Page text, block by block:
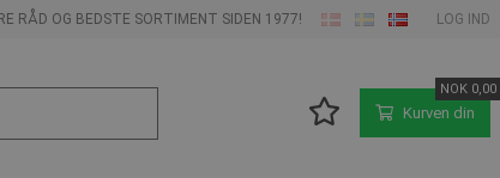
RÅD OG BEDSTE SORTIMENT SIDEN 1977! LOG IND
Kurven din
NOK0,00